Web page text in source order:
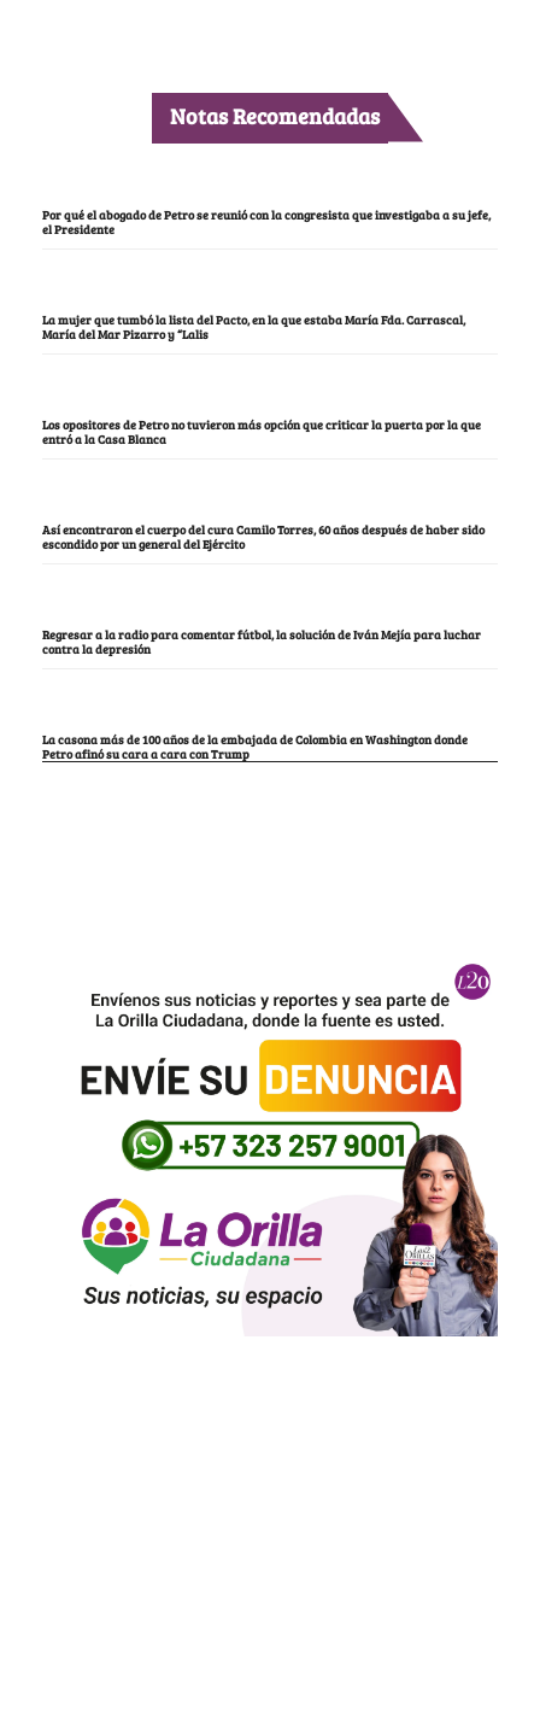
Notas Recomendadas
Por qué el abogado de Petro se reunió con la congresista que investigaba a su jefe,
el Presidente
La mujer que tumbó la lista del Pacto, en la que estaba María Fda. Carrascal,
María del Mar Pizarro y “Lalis
Los opositores de Petro no tuvieron más opción que criticar la puerta por la que
entró a la Casa Blanca
Así encontraron el cuerpo del cura Camilo Torres, 60 años después de haber sido
escondido por un general del Ejército
Regresar a la radio para comentar fútbol, la solución de Iván Mejía para luchar
contra la depresión
La casona más de 100 años de la embajada de Colombia en Washington donde
Petro afinó su cara a cara con Trump